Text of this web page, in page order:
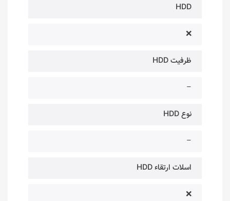
HDD
❌
ظرفیت HDD
–
نوع HDD
–
اسلات ارتقاء HDD
❌